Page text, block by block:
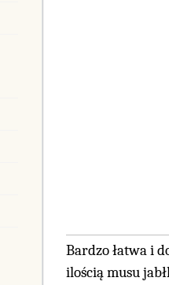
Bardzo łatwa i
ilością musu